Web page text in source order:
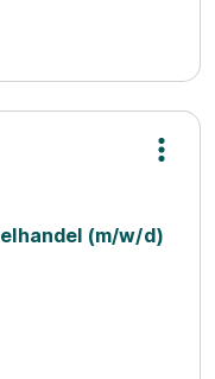
(m/w/d)